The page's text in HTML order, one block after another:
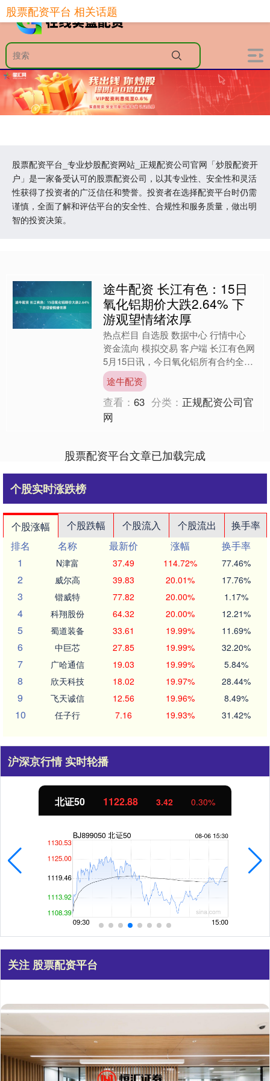
股票配资平台_专业炒股配资网站_正规配资公司官网「炒股配资开
户」是一家备受认可的股票配资公司，以其专业性、安全性和灵活
性获得了投资者的广泛信任和赞誉。投资者在选择配资平台时仍需
谨慎，全面了解和评估平台的安全性、合规性和服务质量，做出明
智的投资决策。
股票配资平台 相关话题
途牛配资 长江有色：15日
氧化铝期价大跌2.64% 下
游观望情绪浓厚
热点栏目 自选股 数据中心 行情中心
资金流向 模拟交易 客户端 长江有色网
5月15日讯，今日氧化铝所有合约全线
走贬，主力月2609合约早盘震荡走
弱；截止当日1....
途牛配资
查看：63 分类： 正规配资公司官
网
股票配资平台文章已加载完成
个股实时涨跌榜
个股涨幅 个股跌幅 个股流入 个股流出
换手率
排名
名称 最新价 涨幅
换手率
1
N津富 37.49 114.72% 77.46%
2 威尔高 39.83 20.01% 17.76%
3 锴威特 77.82 20.00% 1.17%
4 科翔股份 64.32 20.00% 12.21%
5 蜀道装备 33.61 19.99% 11.69%
6 中巨芯 27.85 19.99% 32.20%
7 广哈通信 19.03 19.99% 5.84%
8 欣天科技 18.02 19.97% 28.44%
9 飞天诚信 12.56 19.96% 8.49%
10 任子行 7.16 19.93% 31.42%
沪深京行情 实时轮播
北证50 1122.88 3.42 0.30%
关注 股票配资平台